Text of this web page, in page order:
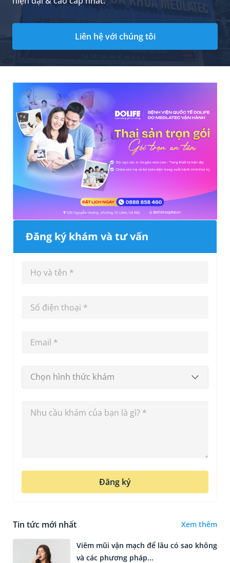
Liên hệ với chúng tôi
Đăng ký khám và tư vấn
Chọn hình thức khám
Đăng ký
Tin tức mới nhất Xem thêm
Viêm mũi vận mạch để lâu có sao không
và các phương pháp...